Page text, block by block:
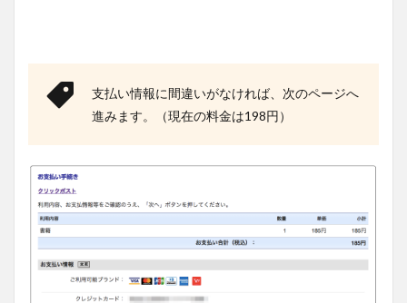
支払い情報に間違いがなければ、次のページへ
進みます。（現在の料金は198円）